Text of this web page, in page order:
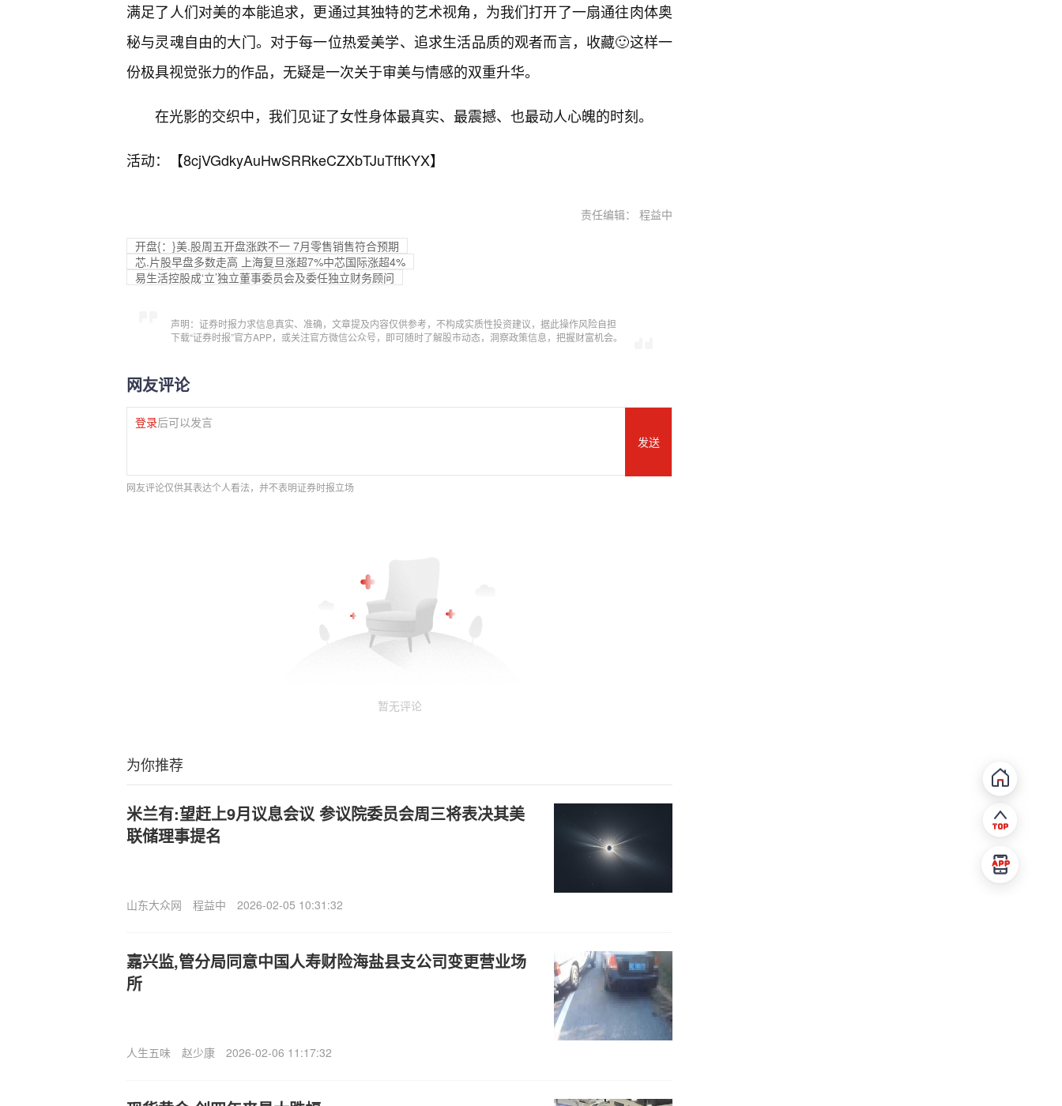
满足了人们对美的本能追求，更通过其独特的艺术视角，为我们打开了一扇通往肉体奥
秘与灵魂自由的大门。对于每一位热爱美学、追求生活品质的观者而言，收藏🙂这样一
份极具视觉张力的作品，无疑是一次关于审美与情感的双重升华。
在光影的交织中，我们见证了女性身体最真实、最震撼、也最动人心魄的时刻。
活动：【8cjVGdkyAuHwSRRkeCZXbTJuTftKYX】
责任编辑： 程益中
开盘{：}美.股周五开盘涨跌不一 7月零售销售符合预期
芯.片股早盘多数走高 上海复旦涨超7%中芯国际涨超4%
易生活控股成‘立’独立董事委员会及委任独立财务顾问
声明：证券时报力求信息真实、准确，文章提及内容仅供参考，不构成实质性投资建议，据此操作风险自担
下载“证券时报”官方APP，或关注官方微信公众号，即可随时了解股市动态，洞察政策信息，把握财富机会。
网友评论
登录后可以发言
发送
网友评论仅供其表达个人看法，并不表明证券时报立场
暂无评论
为你推荐
米兰有:望赶上9月议息会议 参议院委员会周三将表决其美
联储理事提名
山东大众网 程益中 2026-02-05 10:31:32
嘉兴监,管分局同意中国人寿财险海盐县支公司变更营业场
所
人生五味 赵少康 2026-02-06 11:17:32